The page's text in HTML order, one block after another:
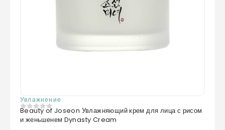
Увлажнение
0из 5
Beauty of Joseon Увлажняющий крем для лица с рисом
и женьшенем Dynasty Cream